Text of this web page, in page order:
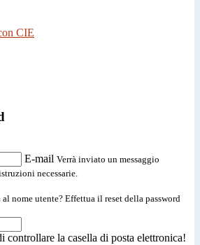
CIE
E-mail Verrà inviato un messaggio
necessarie.
nome utente? Effettua il reset della password
controllare la casella di posta elettronica!